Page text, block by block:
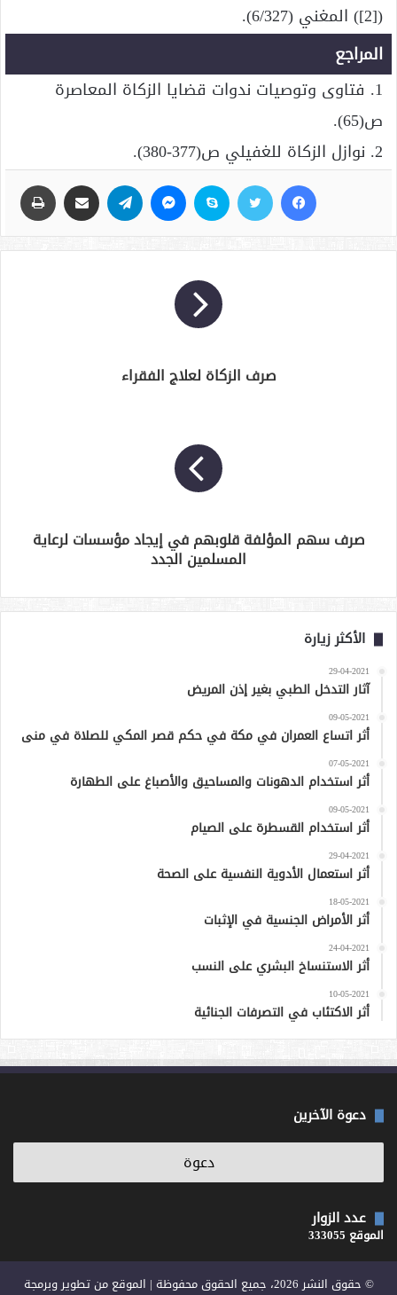
([2]) المغني (6/327).
المراجع
1. فتاوى وتوصيات ندوات قضايا الزكاة المعاصرة
ص(65).
2. نوازل الزكاة للغفيلي ص(377-380).
صرف الزكاة لعلاج الفقراء
صرف سهم المؤلفة قلوبهم في إيجاد مؤسسات لرعاية
المسلمين الجدد
الأكثر زيارة
29-04-2021
آثار التدخل الطبي بغير إذن المريض
09-05-2021
أثر اتساع العمران في مكة في حكم قصر المكي للصلاة في منى
07-05-2021
أثر استخدام الدهونات والمساحيق والأصباغ على الطهارة
09-05-2021
أثر استخدام القسطرة على الصيام
29-04-2021
أثر استعمال الأدوية النفسية على الصحة
18-05-2021
أثر الأمراض الجنسية في الإثبات
24-04-2021
أثر الاستنساخ البشري على النسب
10-05-2021
أثر الاكتئاب في التصرفات الجنائية
دعوة الآخرين
عدد الزوار
الموقع 333055
© حقوق النشر 2026، جميع الحقوق محفوظة | الموقع من تطوير وبرمجة